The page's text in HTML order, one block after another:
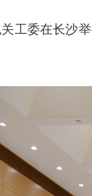
工委在长沙举